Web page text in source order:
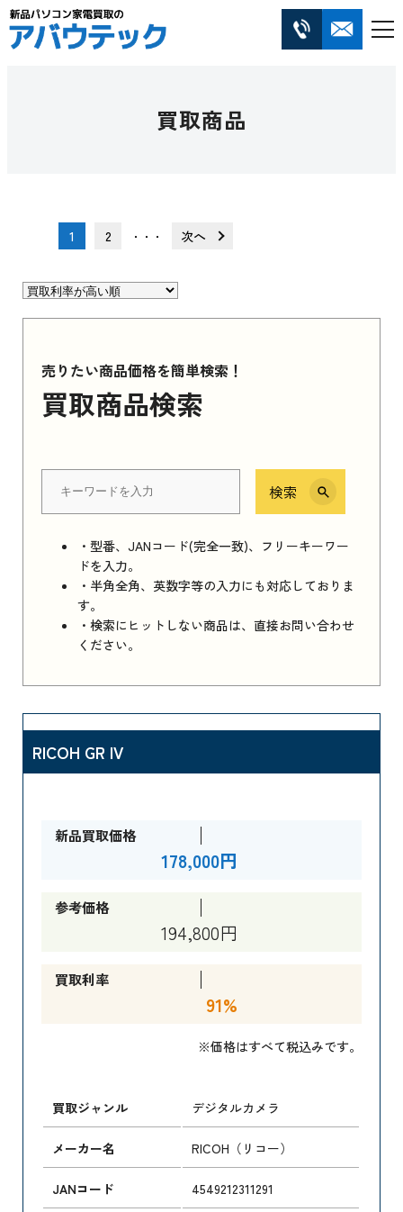
買取商品
1 2 ・・・ 次へ
売りたい商品価格を簡単検索！
買取商品検索
検索
・型番、JANコード(完全一致)、フリーキーワー
ドを入力。
・半角全角、英数字等の入力にも対応しておりま
す。
・検索にヒットしない商品は、直接お問い合わせ
ください。
RICOH GR IV
新品買取価格
178,000円
参考価格
194,800円
買取利率
91%
※価格はすべて税込みです。
買取ジャンル デジタルカメラ
メーカー名 RICOH（リコー）
JANコード 4549212311291